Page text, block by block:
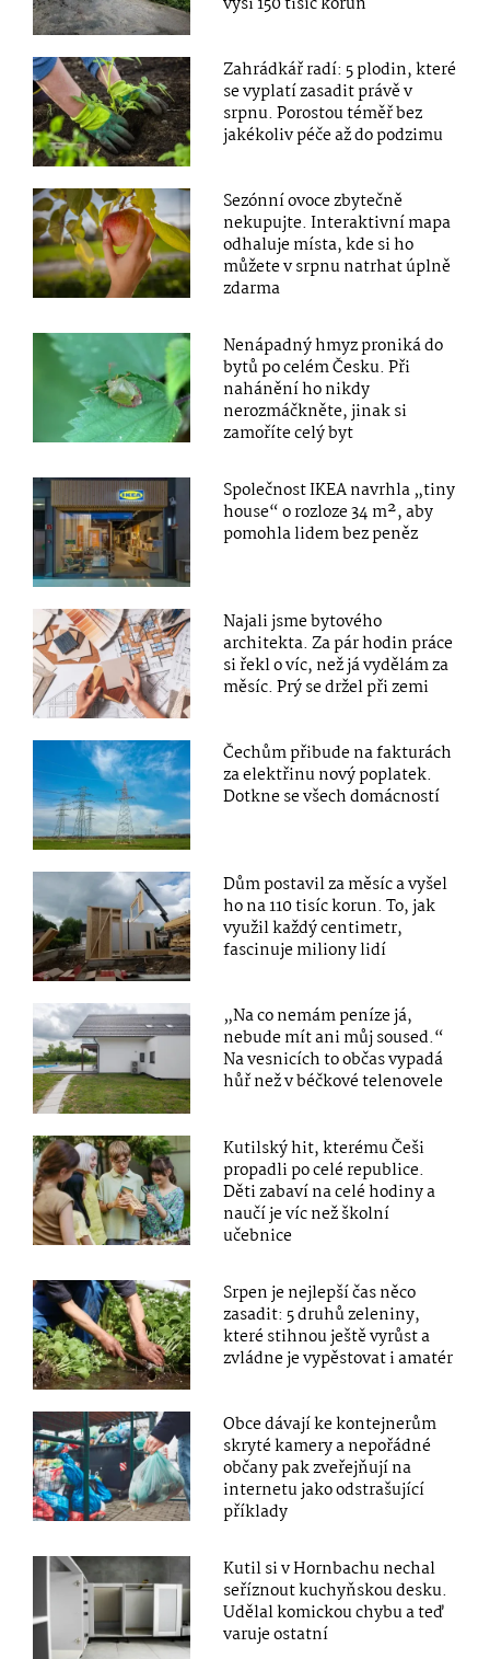
Zahrádkář radí: 5 plodin, které
se vyplatí zasadit právě v
srpnu. Porostou téměř bez
jakékoliv péče až do podzimu
Sezónní ovoce zbytečně
nekupujte. Interaktivní mapa
odhaluje místa, kde si ho
můžete v srpnu natrhat úplně
zdarma
Nenápadný hmyz proniká do
bytů po celém Česku. Při
nahánění ho nikdy
nerozmáčkněte, jinak si
zamoříte celý byt
Společnost IKEA navrhla „tiny
house“ o rozloze 34 m², aby
pomohla lidem bez peněz
Najali jsme bytového
architekta. Za pár hodin práce
si řekl o víc, než já vydělám za
měsíc. Prý se držel při zemi
Čechům přibude na fakturách
za elektřinu nový poplatek.
Dotkne se všech domácností
Dům postavil za měsíc a vyšel
ho na 110 tisíc korun. To, jak
využil každý centimetr,
fascinuje miliony lidí
„Na co nemám peníze já,
nebude mít ani můj soused.“
Na vesnicích to občas vypadá
hůř než v béčkové telenovele
Kutilský hit, kterému Češi
propadli po celé republice.
Děti zabaví na celé hodiny a
naučí je víc než školní
učebnice
Srpen je nejlepší čas něco
zasadit: 5 druhů zeleniny,
které stihnou ještě vyrůst a
zvládne je vypěstovat i amatér
Obce dávají ke kontejnerům
skryté kamery a nepořádné
občany pak zveřejňují na
internetu jako odstrašující
příklady
Kutil si v Hornbachu nechal
seříznout kuchyňskou desku.
Udělal komickou chybu a teď
varuje ostatní